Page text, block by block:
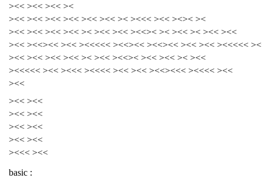
><< ><< ><< ><
><< ><< ><< ><< ><< ><< >< ><<< ><< ><>< ><
><< ><< ><< ><< >< ><< ><< ><<>< >< ><< >< ><< ><<
><< ><<><< ><< ><<<<< ><<><< ><<><< ><< ><< ><<<<<
><< ><< ><< ><< >< ><< ><<>< ><< ><< >< ><<
><<<<< ><< ><<< ><<<< ><< ><< ><<><<< ><<<< ><<
><<
><< ><<
><< ><<
><< ><<
><< ><<
><<< ><<
basic :